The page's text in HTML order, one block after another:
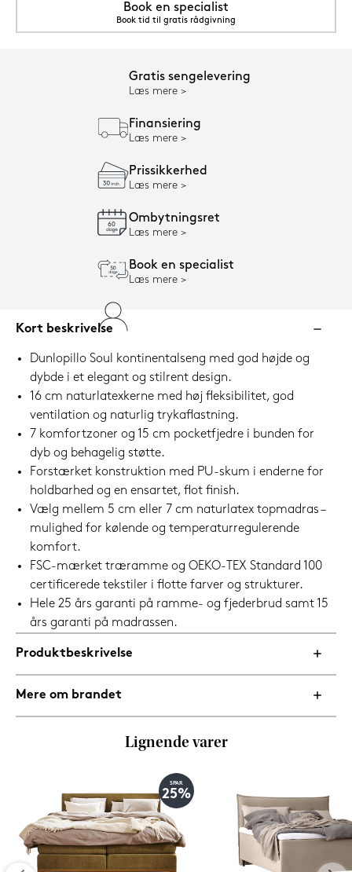
Book en specialist
Book tid til gratis rådgivning
Gratis sengelevering
Læs mere
Finansiering
Læs mere
Prissikkerhed
Læs mere
Ombytningsret
Læs mere
Book en specialist
Læs mere
Kort beskrivelse
Dunlopillo Soul kontinentalseng med god højde og
dybde i et elegant og stilrent design.
16 cm naturlatexkerne med høj fleksibilitet, god
ventilation og naturlig trykaflastning.
7 komfortzoner og 15 cm pocketfjedre i bunden for
dyb og behagelig støtte.
Forstærket konstruktion med PU-skum i enderne for
holdbarhed og en ensartet, flot finish.
Vælg mellem 5 cm eller 7 cm naturlatex topmadras –
mulighed for kølende og temperaturregulerende
komfort.
FSC-mærket træramme og OEKO-TEX Standard 100
certificerede tekstiler i flotte farver og strukturer.
Hele 25 års garanti på ramme- og fjederbrud samt 15
års garanti på madrassen.
Produktbeskrivelse
Mere om brandet
Lignende varer
SPAR
25%